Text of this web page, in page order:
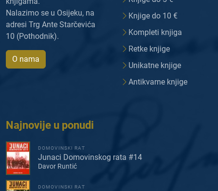
Nalazimo se u Osijeku, na
adresi Trg Ante Starčevića
10 (Pothodnik).
O nama
Knjige do 10 €
Kompleti knjiga
Retke knjige
Unikatne knjige
Antikvarne knjige
Najnovije u ponudi
DOMOVINSKI RAT
Junaci Domovinskog rata #14
Davor Runtić
DOMOVINSKI RAT